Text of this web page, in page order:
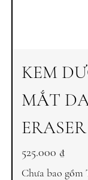
KEM
MẮT
Giá
525.000 ₫
Chưa bao gồm